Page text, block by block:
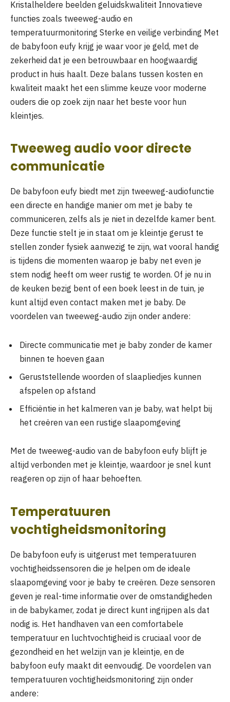
Kristalheldere beelden geluidskwaliteit Innovatieve
functies zoals tweeweg-audio en
temperatuurmonitoring Sterke en veilige verbinding Met
de babyfoon eufy krijg je waar voor je geld, met de
zekerheid dat je een betrouwbaar en hoogwaardig
product in huis haalt. Deze balans tussen kosten en
kwaliteit maakt het een slimme keuze voor moderne
ouders die op zoek zijn naar het beste voor hun
kleintjes.
Tweeweg audio voor directe
communicatie
De babyfoon eufy biedt met zijn tweeweg-audiofunctie
een directe en handige manier om met je baby te
communiceren, zelfs als je niet in dezelfde kamer bent.
Deze functie stelt je in staat om je kleintje gerust te
stellen zonder fysiek aanwezig te zijn, wat vooral handig
is tijdens die momenten waarop je baby net even je
stem nodig heeft om weer rustig te worden. Of je nu in
de keuken bezig bent of een boek leest in de tuin, je
kunt altijd even contact maken met je baby. De
voordelen van tweeweg-audio zijn onder andere:
Directe communicatie met je baby zonder de kamer
binnen te hoeven gaan
Geruststellende woorden of slaapliedjes kunnen
afspelen op afstand
Efficiëntie in het kalmeren van je baby, wat helpt bij
het creëren van een rustige slaapomgeving
Met de tweeweg-audio van de babyfoon eufy blijft je
altijd verbonden met je kleintje, waardoor je snel kunt
reageren op zijn of haar behoeften.
Temperatuuren
vochtigheidsmonitoring
De babyfoon eufy is uitgerust met temperatuuren
vochtigheidssensoren die je helpen om de ideale
slaapomgeving voor je baby te creëren. Deze sensoren
geven je real-time informatie over de omstandigheden
in de babykamer, zodat je direct kunt ingrijpen als dat
nodig is. Het handhaven van een comfortabele
temperatuur en luchtvochtigheid is cruciaal voor de
gezondheid en het welzijn van je kleintje, en de
babyfoon eufy maakt dit eenvoudig. De voordelen van
temperatuuren vochtigheidsmonitoring zijn onder
andere: